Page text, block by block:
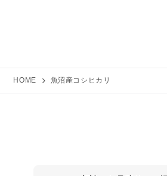
HOME 魚沼産コシヒカリ